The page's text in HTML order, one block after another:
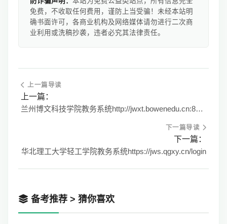
免费，不收取任何费用，谨防上当受骗！未经本站明
确书面许可，各商业机构及网络媒体请勿进行二次商
业利用或洗稿抄袭，违者必究其法律责任。
上一篇导读
上一篇：
兰州博文科技学院教务系统http://jwxt.bowenedu.cn:8080/
下一篇导读
下一篇：
华北理工大学轻工学院教务系统https://jws.qgxy.cn/login
备考推荐 > 猜你喜欢